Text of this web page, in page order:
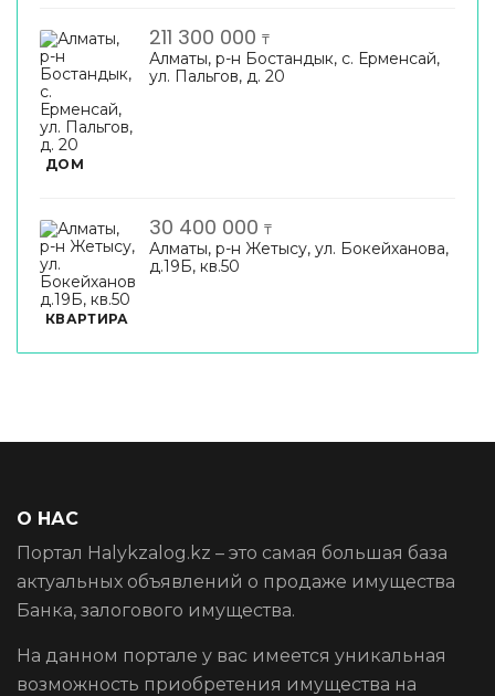
ДОМ
211 300 000 ₸
Алматы, р-н Бостандык, с. Ерменсай,
ул. Пальгов, д. 20
КВАРТИРА
30 400 000 ₸
Алматы, р-н Жетысу, ул. Бокейханова,
д.19Б, кв.50
О НАС
Портал Halykzalog.kz – это самая большая база
актуальных объявлений о продаже имущества
Банка, залогового имущества.
На данном портале у вас имеется уникальная
возможность приобретения имущества на